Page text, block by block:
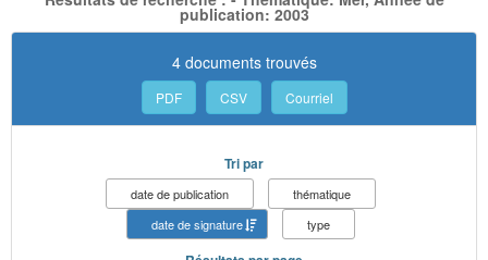
publication: 2003
4 documents trouvés
PDF CSV Courriel
Tri par
date de publication
thématique
date de signature
type